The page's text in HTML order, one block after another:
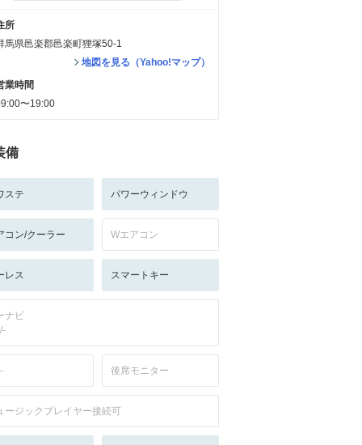
所
馬県邑楽郡邑楽町狸塚50-1
地図を見る（Yahoo!マップ）
業時間
〜19:00
備
ステ パワーウィンドウ
コン/クーラー Wエアコン
レス スマートキー
ナビ
後席モニター
ージックプレイヤー接続可